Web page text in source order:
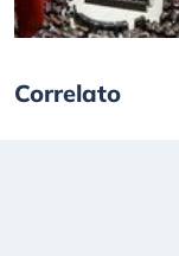
Correlato